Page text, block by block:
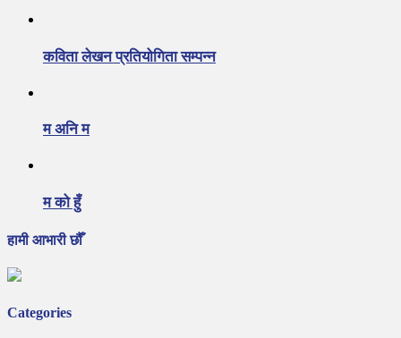
कविता लेखन प्रतियोगिता सम्पन्न
म अनि म
म को हुँ
हामी आभारी छौँ
Categories